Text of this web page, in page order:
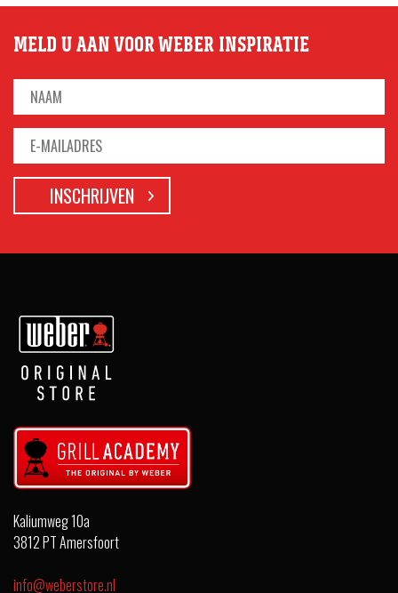
MELD U AAN VOOR WEBER INSPIRATIE
Kaliumweg 10a
3812 PT Amersfoort
info@weberstore.nl